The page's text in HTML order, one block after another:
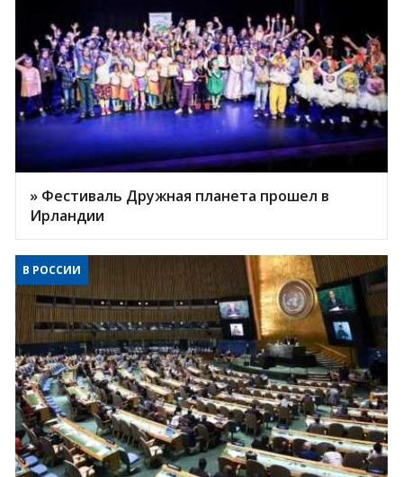
» Фестиваль Дружная планета прошел в
Ирландии
В РОССИИ